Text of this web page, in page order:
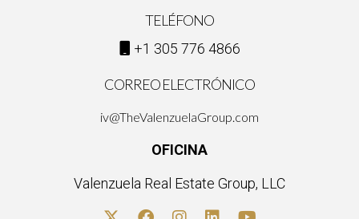
TELÉFONO
+1 305 776 4866
CORREO ELECTRÓNICO
iv@TheValenzuelaGroup.com
OFICINA
Valenzuela Real Estate Group, LLC